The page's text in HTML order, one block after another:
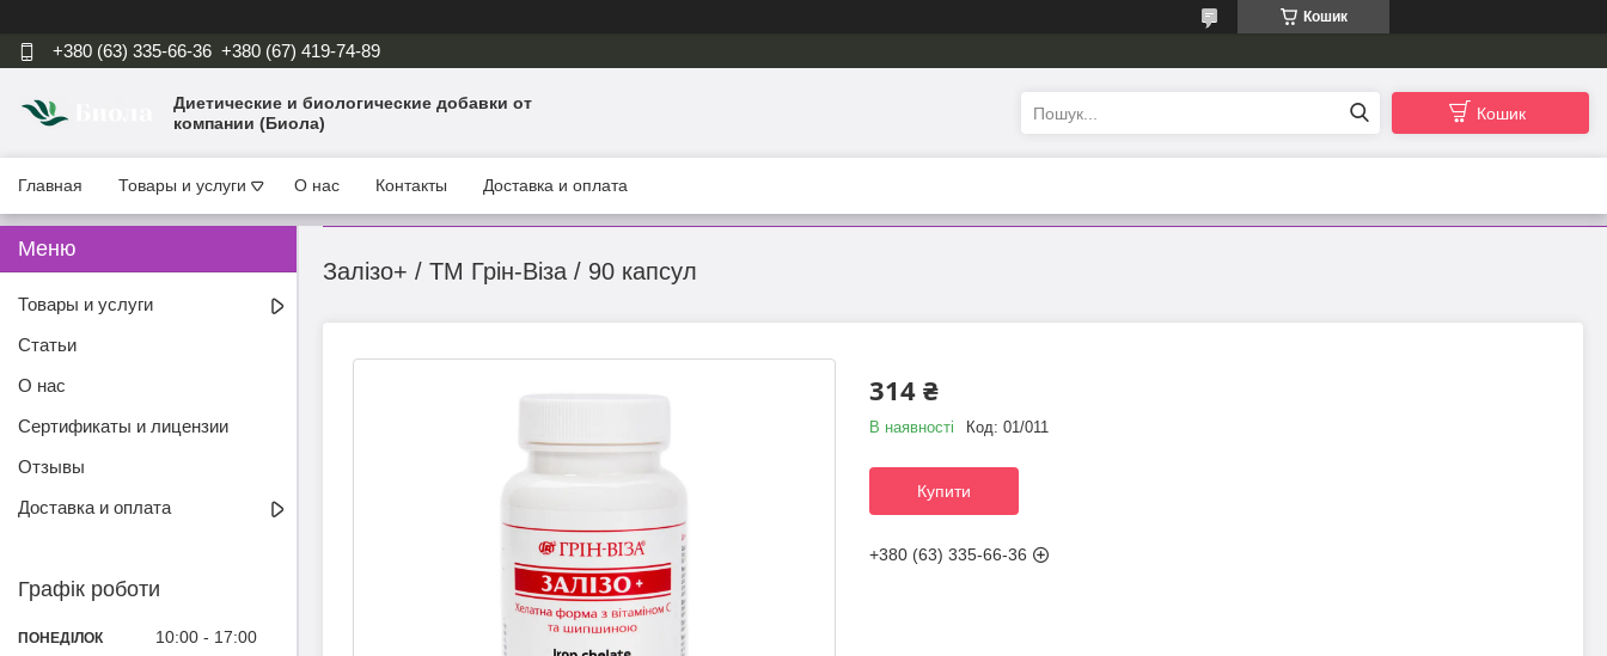
Кошик
+380 (63) 335-66-36 +380 (67) 419-74-89
Диетические и биологические добавки от
компании (Биола)
Кошик
Главная Товары и услуги О нас Контакты Доставка и оплата
Залізо+ / ТМ Грін-Віза / 90 капсул
314 ₴
В наявності Код: 01/011
Купити
+380 (63) 335-66-36
Товары и услуги
Статьи
О нас
Сертификаты и лицензии
Отзывы
Доставка и оплата
Графік роботи
ПОНЕДІЛОК 10:00 17:00